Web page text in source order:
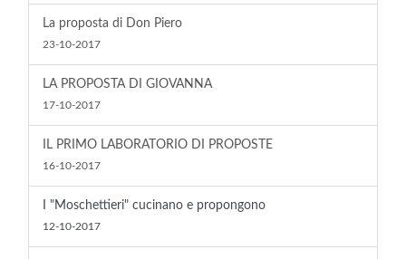
La proposta di Don Piero
23-10-2017
LA PROPOSTA DI GIOVANNA
17-10-2017
IL PRIMO LABORATORIO DI PROPOSTE
16-10-2017
I "Moschettieri" cucinano e propongono
12-10-2017